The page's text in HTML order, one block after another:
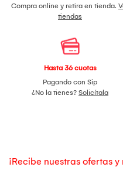
Compra online y retira en tienda.
tiendas
Hasta 36 cuotas
Pagando con Sip
¿No la tienes? Solicítala
¡Recibe nuestras ofertas